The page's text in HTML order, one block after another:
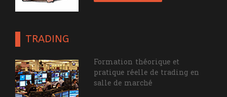
TRADING
Formation théorique et
pratique réelle de trading en
salle de marché